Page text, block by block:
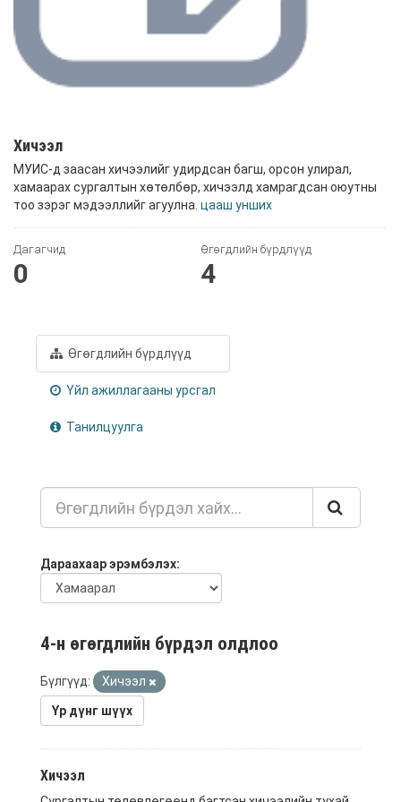
Хичээл
МУИС-д заасан хичээлийг удирдсан багш, орсон улирал,
хамаарах сургалтын хөтөлбөр, хичээлд хамрагдсан оюутны
тоо зэрэг мэдээллийг агуулна. цааш унших
Дагагчид
0
Өгөгдлийн бүрдлүүд
4
Өгөгдлийн бүрдлүүд
Үйл ажиллагааны урсгал
Танилцуулга
Дараахаар эрэмбэлэх
4-н өгөгдлийн бүрдэл олдлоо
Бүлгүүд: Хичээл
Үр дүнг шүүх
Хичээл